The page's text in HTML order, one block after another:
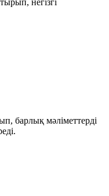
барлық мәліметтерді